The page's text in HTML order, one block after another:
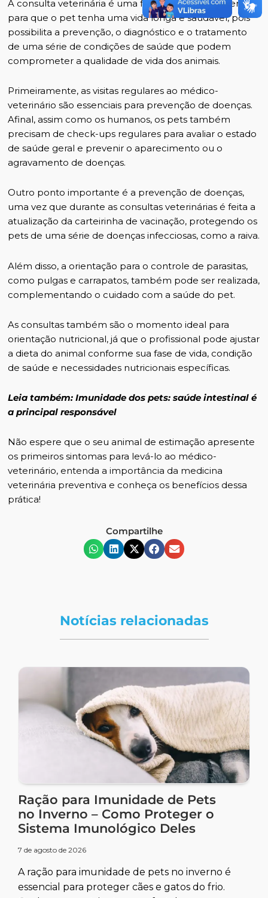
A consulta veterinária é uma ferramenta fundamental
para que o pet tenha uma vida longa e saudável, pois
possibilita a prevenção, o diagnóstico e o tratamento
de uma série de condições de saúde que podem
comprometer a qualidade de vida dos animais.
Primeiramente, as visitas regulares ao médico-
veterinário são essenciais para prevenção de doenças.
Afinal, assim como os humanos, os pets também
precisam de check-ups regulares para avaliar o estado
de saúde geral e prevenir o aparecimento ou o
agravamento de doenças.
Outro ponto importante é a prevenção de doenças,
uma vez que durante as consultas veterinárias é feita a
atualização da carteirinha de vacinação, protegendo os
pets de uma série de doenças infecciosas, como a raiva.
Além disso, a orientação para o controle de parasitas,
como pulgas e carrapatos, também pode ser realizada,
complementando o cuidado com a saúde do pet.
As consultas também são o momento ideal para
orientação nutricional, já que o profissional pode ajustar
a dieta do animal conforme sua fase de vida, condição
de saúde e necessidades nutricionais específicas.
Leia também: Imunidade dos pets: saúde intestinal é
a principal responsável
Não espere que o seu animal de estimação apresente
os primeiros sintomas para levá-lo ao médico-
veterinário, entenda a importância da medicina
veterinária preventiva e conheça os benefícios dessa
prática!
Compartilhe
Notícias relacionadas
Ração para Imunidade de Pets
no Inverno – Como Proteger o
Sistema Imunológico Deles
7 de agosto de 2026
A ração para imunidade de pets no inverno é
essencial para proteger cães e gatos do frio.